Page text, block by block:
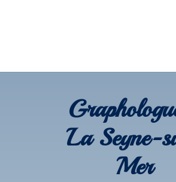
La Seyne-
Mer